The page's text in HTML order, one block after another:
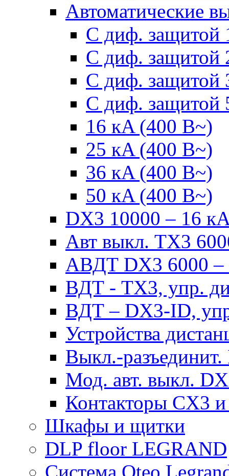
Автоматические
С диф. защитой
С диф. защитой
С диф. защитой
С диф. защитой
16 кA (400 В~)
25 кA (400 В~)
36 кA (400 В~)
50 кA (400 В~)
DX3 10000 – 16
Авт выкл. TX3
АВДТ DX3 6000 –
ВДТ - TX3, упр.
ВДТ – DX3-ID,
Устройства
Выкл.-
Мод. авт. выкл.
Контакторы CX3 и
Шкафы и щитки
DLP floor LEGRAND
Система Oteo